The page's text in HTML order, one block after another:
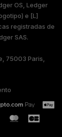
OS, Ledger
e [L]
registradas de
SAS.
75003 Paris,